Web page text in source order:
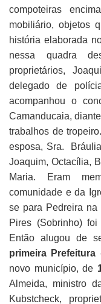
compoteiras
mobiliário, objetos
história elaborada
nessa quadra
proprietários,
delegado de
acompanhou o
Camanducaia,
trabalhos de
esposa, Sra.
Joaquim, Octacília,
Maria. Eram
comunidade e da
se para Pedreira
Pires (Sobrinho)
Então alugou de
primeira Prefeitura
novo município, de
Almeida, ministro
Kubstcheck,